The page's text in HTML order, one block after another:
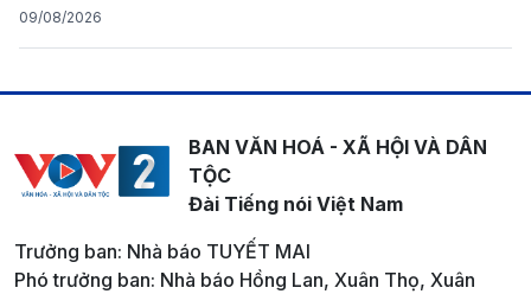
09/08/2026
BAN VĂN HOÁ - XÃ HỘI VÀ DÂN
TỘC
Đài Tiếng nói Việt Nam
Trưởng ban: Nhà báo TUYẾT MAI
Phó trưởng ban: Nhà báo Hồng Lan, Xuân Thọ, Xuân